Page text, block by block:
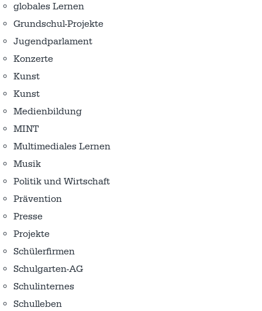
globales Lernen
Grundschul-Projekte
Jugendparlament
Konzerte
Kunst
Kunst
Medienbildung
MINT
Multimediales Lernen
Musik
Politik und Wirtschaft
Prävention
Presse
Projekte
Schülerfirmen
Schulgarten-AG
Schulinternes
Schulleben